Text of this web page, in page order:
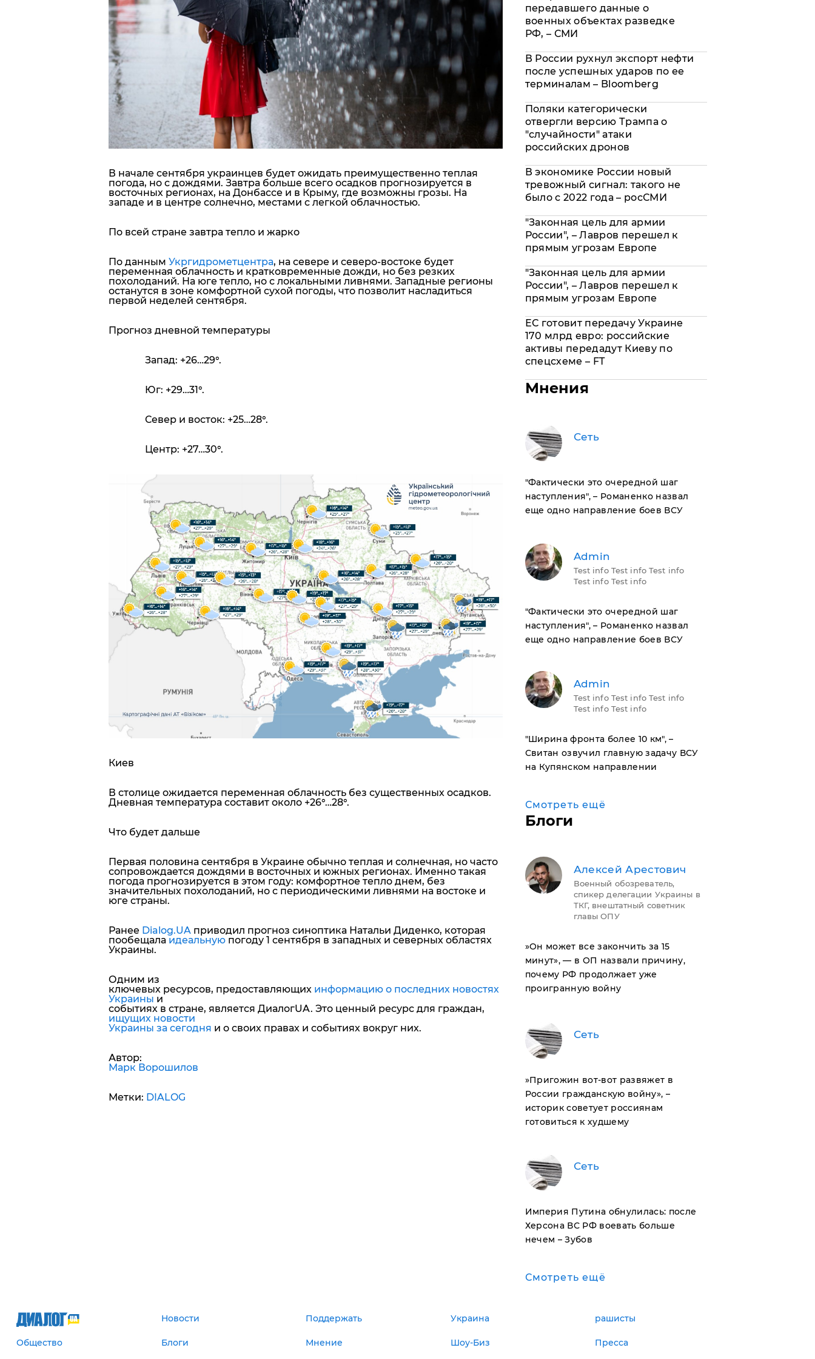
В начале сентября украинцев будет ожидать преимущественно теплая
погода, но с дождями. Завтра больше всего осадков прогнозируется в
восточных регионах, на Донбассе и в Крыму, где возможны грозы. На
западе и в центре солнечно, местами с легкой облачностью.
По всей стране завтра тепло и жарко
По данным Укргидрометцентра, на севере и северо-востоке будет
переменная облачность и кратковременные дожди, но без резких
похолоданий. На юге тепло, но с локальными ливнями. Западные регионы
останутся в зоне комфортной сухой погоды, что позволит насладиться
первой неделей сентября.
Прогноз дневной температуры
Запад: +26…29°.
Юг: +29…31°.
Север и восток: +25…28°.
Центр: +27…30°.
Киев
В столице ожидается переменная облачность без существенных осадков.
Дневная температура составит около +26°…28°.
Что будет дальше
Первая половина сентября в Украине обычно теплая и солнечная, но часто
сопровождается дождями в восточных и южных регионах. Именно такая
погода прогнозируется в этом году: комфортное тепло днем, без
значительных похолоданий, но с периодическими ливнями на востоке и
юге страны.
Ранее Dialog.UAприводил прогноз синоптика Натальи Диденко, которая
пообещала идеальнуюпогоду 1 сентября в западных и северных областях
Украины.
Одним из
ключевых ресурсов, предоставляющих информацию о последних новостях
Украины и
событиях в стране, является ДиалогUA. Это ценный ресурс для граждан,
ищущих новости
Украины за сегодня и о своих правах и событиях вокруг них.
Автор:
Марк Ворошилов
Метки: DIALOG
передавшего данные о
военных объектах разведке
РФ, – СМИ
В России рухнул экспорт нефти
после успешных ударов по ее
терминалам – Bloomberg
Поляки категорически
отвергли версию Трампа о
"случайности" атаки
российских дронов
В экономике России новый
тревожный сигнал: такого не
было с 2022 года – росСМИ
"Законная цель для армии
России", – Лавров перешел к
прямым угрозам Европе
"Законная цель для армии
России", – Лавров перешел к
прямым угрозам Европе
ЕС готовит передачу Украине
170 млрд евро: российские
активы передадут Киеву по
спецсхеме – FT
Мнения
Сеть
​"Фактически это очередной шаг
наступления", – Романенко назвал
еще одно направление боев ВСУ
Admin
Test info Test info Test info
Test info Test info
​"Фактически это очередной шаг
наступления", – Романенко назвал
еще одно направление боев ВСУ
Admin
Test info Test info Test info
Test info Test info
​"Ширина фронта более 10 км", –
Свитан озвучил главную задачу ВСУ
на Купянском направлении
Смотреть ещё
Блоги
Алексей Арестович
Военный обозреватель,
спикер делегации Украины в
ТКГ, внештатный советник
главы ОПУ
​»Он может все закончить за 15
минут», — в ОП назвали причину,
почему РФ продолжает уже
проигранную войну
Сеть
​»Пригожин вот-вот развяжет в
России гражданскую войну», –
историк советует россиянам
готовиться к худшему
Сеть
Империя Путина обнулилась: после
Херсона ВС РФ воевать больше
нечем – Зубов
Смотреть ещё
Новости Поддержать Украина рашисты
Общество Блоги Мнение Шоу-Биз Пресса